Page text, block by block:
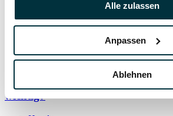
Alle zulassen
Anpassen
Ablehnen
Vitamin B für den Hund: Für was
Hunde
13 August 2022
wichtig?